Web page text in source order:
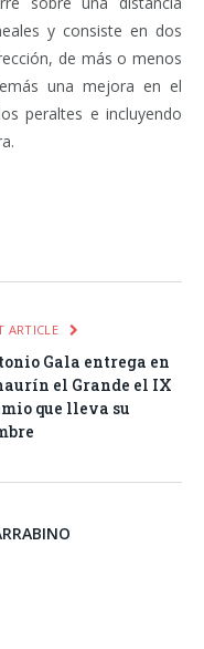
y consiste en dos
de más o menos
una mejora en el
peraltes e incluyendo
ARTICLE
Gala entrega en
el Grande el IX
que lleva su